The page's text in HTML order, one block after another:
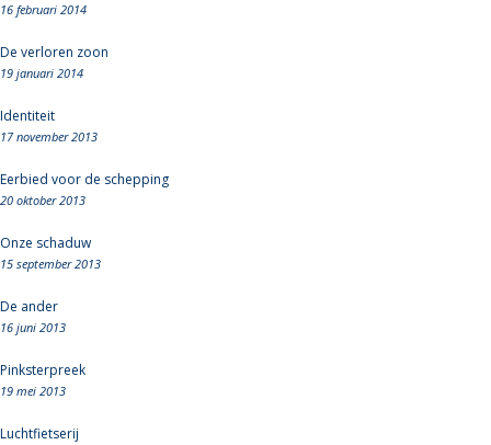
16 februari 2014
De verloren zoon
19 januari 2014
Identiteit
17 november 2013
Eerbied voor de schepping
20 oktober 2013
Onze schaduw
15 september 2013
De ander
16 juni 2013
Pinksterpreek
19 mei 2013
Luchtfietserij